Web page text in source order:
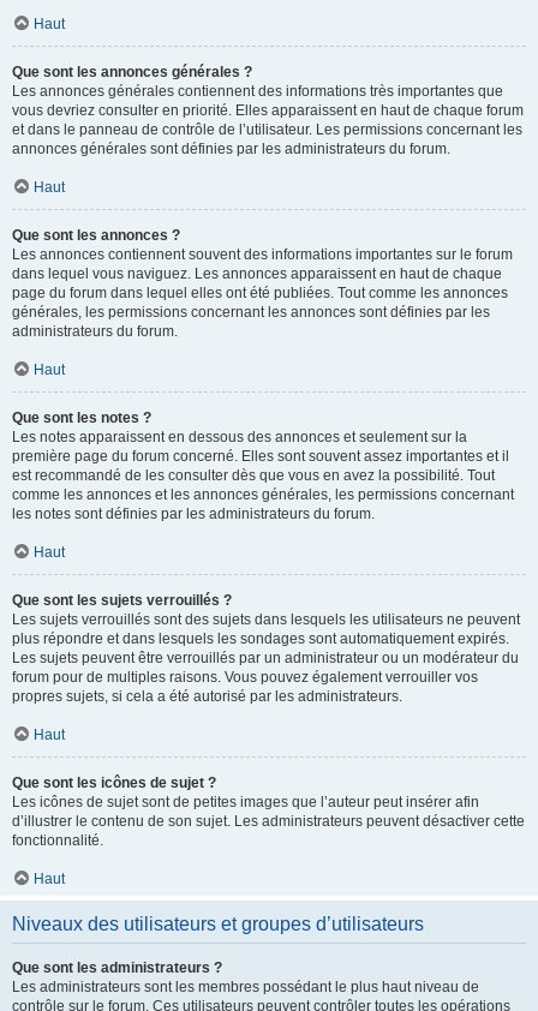
Haut
Que sont les annonces générales ?
Les annonces générales contiennent des informations très importantes que
vous devriez consulter en priorité. Elles apparaissent en haut de chaque forum
et dans le panneau de contrôle de l’utilisateur. Les permissions concernant les
annonces générales sont définies par les administrateurs du forum.
Haut
Que sont les annonces ?
Les annonces contiennent souvent des informations importantes sur le forum
dans lequel vous naviguez. Les annonces apparaissent en haut de chaque
page du forum dans lequel elles ont été publiées. Tout comme les annonces
générales, les permissions concernant les annonces sont définies par les
administrateurs du forum.
Haut
Que sont les notes ?
Les notes apparaissent en dessous des annonces et seulement sur la
première page du forum concerné. Elles sont souvent assez importantes et il
est recommandé de les consulter dès que vous en avez la possibilité. Tout
comme les annonces et les annonces générales, les permissions concernant
les notes sont définies par les administrateurs du forum.
Haut
Que sont les sujets verrouillés ?
Les sujets verrouillés sont des sujets dans lesquels les utilisateurs ne peuvent
plus répondre et dans lesquels les sondages sont automatiquement expirés.
Les sujets peuvent être verrouillés par un administrateur ou un modérateur du
forum pour de multiples raisons. Vous pouvez également verrouiller vos
propres sujets, si cela a été autorisé par les administrateurs.
Haut
Que sont les icônes de sujet ?
Les icônes de sujet sont de petites images que l’auteur peut insérer afin
d’illustrer le contenu de son sujet. Les administrateurs peuvent désactiver cette
fonctionnalité.
Haut
Niveaux des utilisateurs et groupes d’utilisateurs
Que sont les administrateurs ?
Les administrateurs sont les membres possédant le plus haut niveau de
contrôle sur le forum. Ces utilisateurs peuvent contrôler toutes les opérations